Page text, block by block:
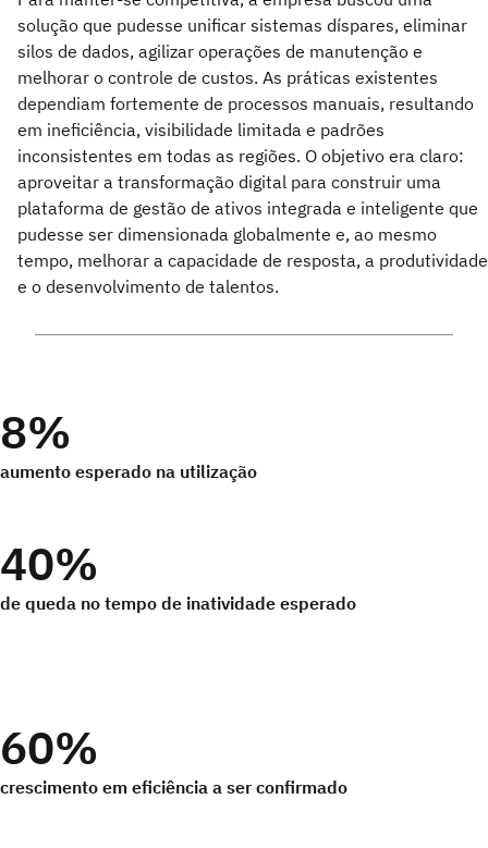
solução que pudesse unificar sistemas díspares, eliminar
silos de dados, agilizar operações de manutenção e
melhorar o controle de custos. As práticas existentes
dependiam fortemente de processos manuais, resultando
em ineficiência, visibilidade limitada e padrões
inconsistentes em todas as regiões. O objetivo era claro:
aproveitar a transformação digital para construir uma
plataforma de gestão de ativos integrada e inteligente que
pudesse ser dimensionada globalmente e, ao mesmo
tempo, melhorar a capacidade de resposta, a produtividade
e o desenvolvimento de talentos.
8%
aumento esperado na utilização
40%
de queda no tempo de inatividade esperado
60%
crescimento em eficiência a ser confirmado